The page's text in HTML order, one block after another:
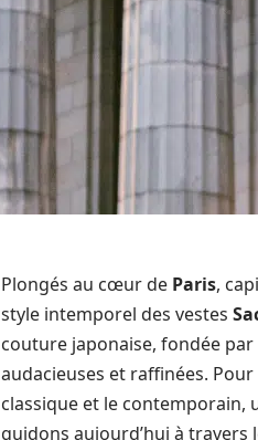
Plongés au cœur de Paris,
style intemporel des vestes
couture japonaise, fondée
audacieuses et raffinées.
classique et le contemporain,
guidons aujourd’hui à